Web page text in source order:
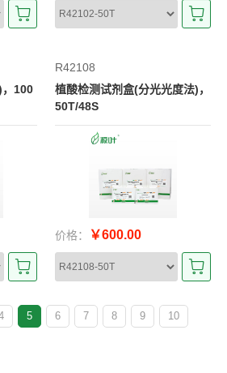
，100
R42108
植酸检测试剂盒(分光光度法)，
50T/48S
价格： ￥600.00
5 6 7 8 9 10